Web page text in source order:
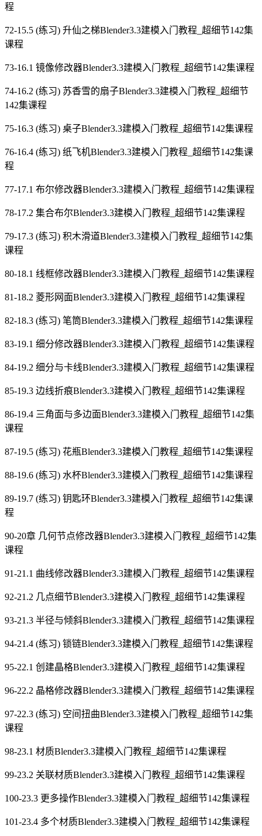
程
72-15.5 (练习) 升仙之梯Blender3.3建模入门教程_超细节142集
课程
73-16.1 镜像修改器Blender3.3建模入门教程_超细节142集课程
74-16.2 (练习) 苏香雪的扇子Blender3.3建模入门教程_超细节
142集课程
75-16.3 (练习) 桌子Blender3.3建模入门教程_超细节142集课程
76-16.4 (练习) 纸飞机Blender3.3建模入门教程_超细节142集课
程
77-17.1 布尔修改器Blender3.3建模入门教程_超细节142集课程
78-17.2 集合布尔Blender3.3建模入门教程_超细节142集课程
79-17.3 (练习) 积木滑道Blender3.3建模入门教程_超细节142集
课程
80-18.1 线框修改器Blender3.3建模入门教程_超细节142集课程
81-18.2 菱形网面Blender3.3建模入门教程_超细节142集课程
82-18.3 (练习) 笔筒Blender3.3建模入门教程_超细节142集课程
83-19.1 细分修改器Blender3.3建模入门教程_超细节142集课程
84-19.2 细分与卡线Blender3.3建模入门教程_超细节142集课程
85-19.3 边线折痕Blender3.3建模入门教程_超细节142集课程
86-19.4 三角面与多边面Blender3.3建模入门教程_超细节142集
课程
87-19.5 (练习) 花瓶Blender3.3建模入门教程_超细节142集课程
88-19.6 (练习) 水杯Blender3.3建模入门教程_超细节142集课程
89-19.7 (练习) 钥匙环Blender3.3建模入门教程_超细节142集课
程
90-20章 几何节点修改器Blender3.3建模入门教程_超细节142集
课程
91-21.1 曲线修改器Blender3.3建模入门教程_超细节142集课程
92-21.2 几点细节Blender3.3建模入门教程_超细节142集课程
93-21.3 半径与倾斜Blender3.3建模入门教程_超细节142集课程
94-21.4 (练习) 锁链Blender3.3建模入门教程_超细节142集课程
95-22.1 创建晶格Blender3.3建模入门教程_超细节142集课程
96-22.2 晶格修改器Blender3.3建模入门教程_超细节142集课程
97-22.3 (练习) 空间扭曲Blender3.3建模入门教程_超细节142集
课程
98-23.1 材质Blender3.3建模入门教程_超细节142集课程
99-23.2 关联材质Blender3.3建模入门教程_超细节142集课程
100-23.3 更多操作Blender3.3建模入门教程_超细节142集课程
101-23.4 多个材质Blender3.3建模入门教程_超细节142集课程